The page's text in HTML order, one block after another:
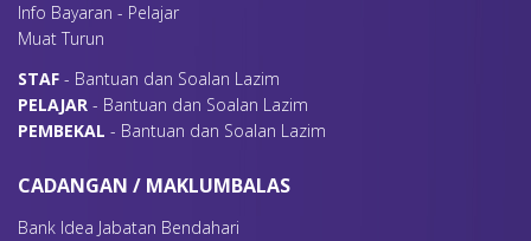
Info Bayaran - Pelajar
Muat Turun
STAF - Bantuan dan Soalan Lazim
PELAJAR - Bantuan dan Soalan Lazim
PEMBEKAL - Bantuan dan Soalan Lazim
CADANGAN / MAKLUMBALAS
Bank Idea Jabatan Bendahari